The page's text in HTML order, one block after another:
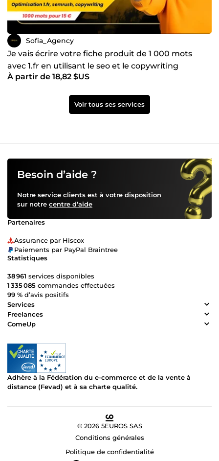
Sofia_Agency
Je vais écrire votre fiche produit de 1 000 mots
avec 1.fr en utilisant le seo et le copywriting
À partir de 18,82 $US
Voir tous ses services
Besoin d’aide ?
Notre service clients est à votre disposition
sur notre centre d’aide
Partenaires
Assurance par Hiscox
Paiements par PayPal Braintree
Statistiques
38 961 services disponibles
1 335 085 commandes effectuées
99 % d’avis positifs
Services
Freelances
ComeUp
Adhère à la Fédération du e-commerce et de la vente à
distance (Fevad) et à sa charte qualité.
© 2026 5EUROS SAS
Conditions générales
Politique de confidentialité